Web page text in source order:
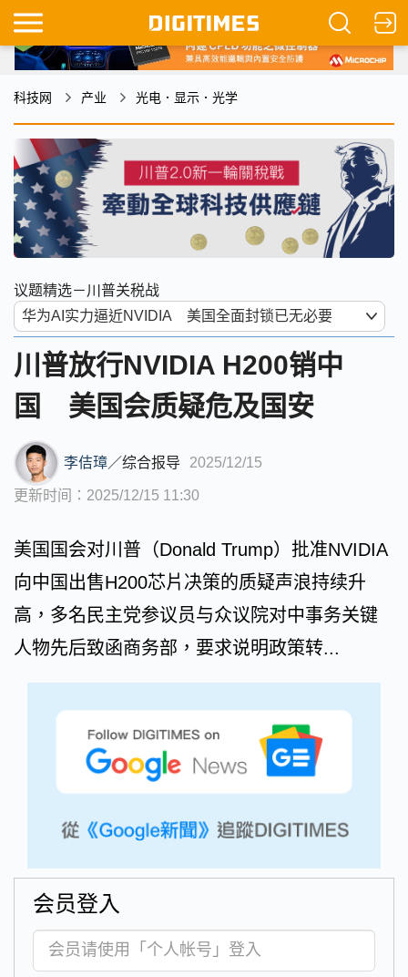
科技网 产业 光电．显示．光学
议题精选－川普关税战
川普放行NVIDIA H200销中
国 美国会质疑危及国安
李佶璋／综合报导 2025/12/15
更新时间：2025/12/15 11:30
美国国会对川普（Donald Trump）批准NVIDIA
向中国出售H200芯片决策的质疑声浪持续升
高，多名民主党参议员与众议院对中事务关键
人物先后致函商务部，要求说明政策转...
会员登入